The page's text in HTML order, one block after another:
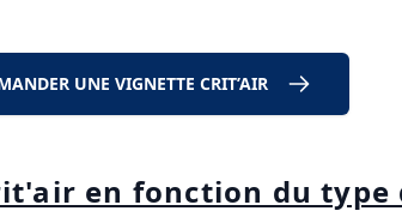
UNE VIGNETTE CRIT’AIR
en fonction du type